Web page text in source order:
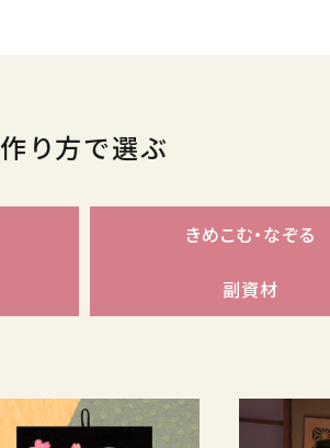
作り方で選ぶ
きめこむ・なぞる
副資材